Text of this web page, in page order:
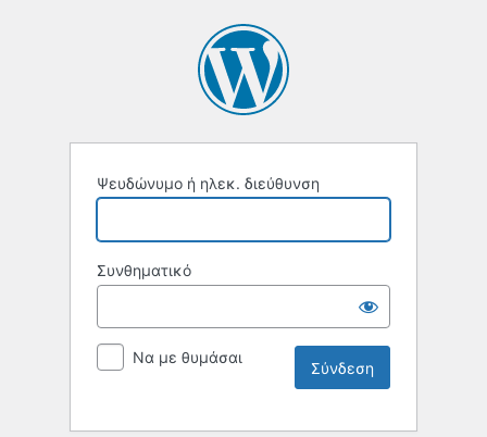
Ψευδώνυμο ή ηλεκ. διεύθυνση
Συνθηματικό
Να με θυμάσαι